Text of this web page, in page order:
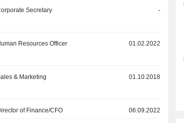
Secretary -
Resources Officer 01.02.2022
& Marketing 01.10.2018
of Finance/CFO 06.09.2022